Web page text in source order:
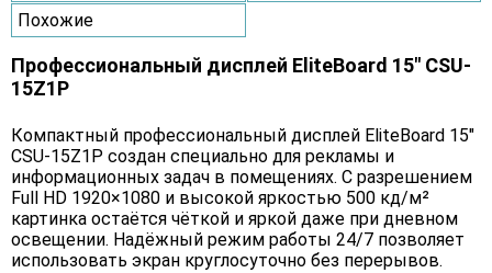
Похожие
Профессиональный дисплей EliteBoard 15" CSU-
15Z1P
Компактный профессиональный дисплей EliteBoard 15"
CSU-15Z1P создан специально для рекламы и
информационных задач в помещениях. С разрешением
Full HD 1920×1080 и высокой яркостью 500 кд/м²
картинка остаётся чёткой и яркой даже при дневном
освещении. Надёжный режим работы 24/7 позволяет
использовать экран круглосуточно без перерывов.